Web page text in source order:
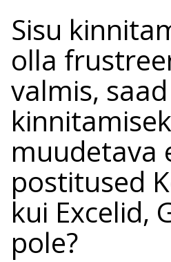
Sisu
olla
valmis,
muudetava
postitused
kui Excelid,
pole?